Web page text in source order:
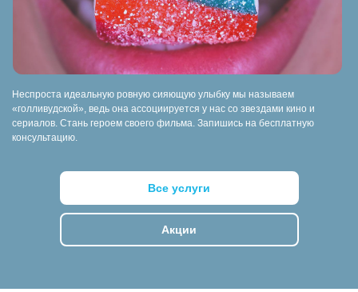
Все услуги
Акции
Неспроста идеальную ровную сияющую улыбку мы называем
«голливудской», ведь она ассоциируется у нас со звездами кино и
сериалов. Стань героем своего фильма. Запишись на бесплатную
консультацию.